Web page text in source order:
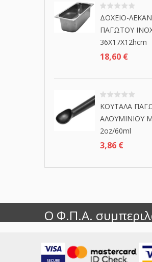
ΔΟΧΕΙΟ-
ΠΑΓΩΤΟΥ
36Χ17Χ12hcm
18,60 €
ΚΟΥΤΑΛΑ
ΑΛΟΥΜΙΝΙΟΥ
2oz/60ml
3,86 €
Ο Φ.Π.Α.